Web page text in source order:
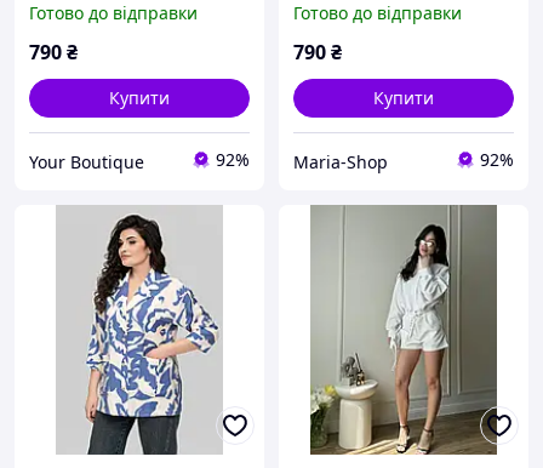
жакет з плічками Арт. 594
Готово до відправки
790₴
Купити
Your Boutique 92%
жакет з плічками Арт. 594
Готово до відправки
790₴
Купити
Maria-Shop 92%